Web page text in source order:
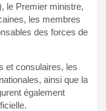
le Premier ministre,
les membres
des forces de
et consulaires, les
ainsi que la
également